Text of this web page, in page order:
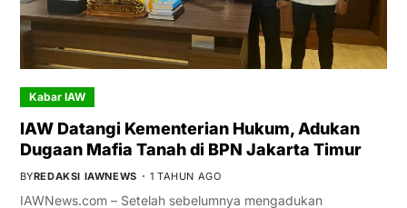
Kabar IAW
IAW Datangi Kementerian Hukum, Adukan
Dugaan Mafia Tanah di BPN Jakarta Timur
BYREDAKSI IAWNEWS 1 TAHUN AGO
IAWNews.com – Setelah sebelumnya mengadukan